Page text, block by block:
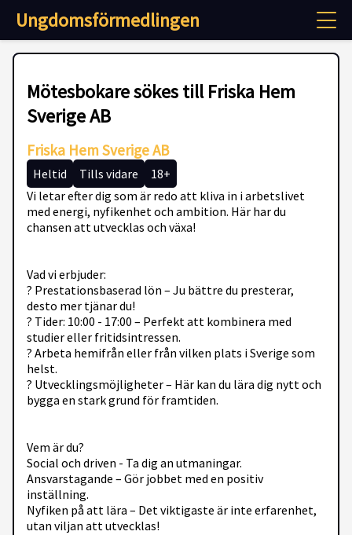
Ungdomsförmedlingen
Mötesbokare sökes till Friska Hem
Sverige AB
Friska Hem Sverige AB
Heltid Tills vidare
18+
Vi letar efter dig som är redo att kliva in i arbetslivet
med energi, nyfikenhet och ambition. Här har du
chansen att utvecklas och växa!
Vad vi erbjuder:
? Prestationsbaserad lön – Ju bättre du presterar,
desto mer tjänar du!
? Tider: 10:00 - 17:00 – Perfekt att kombinera med
studier eller fritidsintressen.
? Arbeta hemifrån eller från vilken plats i Sverige som
helst.
? Utvecklingsmöjligheter – Här kan du lära dig nytt och
bygga en stark grund för framtiden.
Vem är du?
Social och driven - Ta dig an utmaningar.
Ansvarstagande – Gör jobbet med en positiv
inställning.
Nyfiken på att lära – Det viktigaste är inte erfarenhet,
utan viljan att utvecklas!